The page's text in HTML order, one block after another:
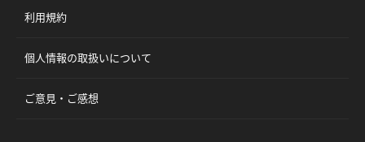
利用規約
個人情報の取扱いについて
ご意見・ご感想